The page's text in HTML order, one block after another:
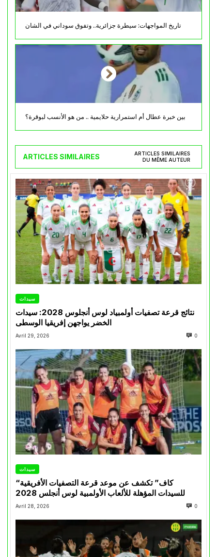
تاريخ المواجهات: سيطرة جزائرية.. وتفوق سوداني في الشان
بين خبرة عطال أم استمرارية حلايمية .. من هو الأنسب لبوقرة؟
ARTICLES SIMILAIRES
ARTICLES SIMILAIRES
DU MÊME AUTEUR
سيدات
نتائج قرعة تصفيات أولمبياد لوس أنجلوس 2028: سيدات
الخضر يواجهن إفريقيا الوسطى
Avril 29, 2026 0
سيدات
“كاف” تكشف عن موعد قرعة التصفيات الأفريقية
للسيدات المؤهلة للألعاب الأولمبية لوس أنجلس 2028
Avril 28, 2026 0